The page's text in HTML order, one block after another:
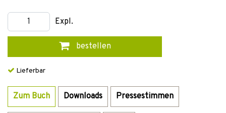
Expl.
bestellen
Lieferbar
Zum Buch Downloads Pressestimmen